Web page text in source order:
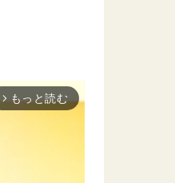
arrow_forward_ios もっと読む